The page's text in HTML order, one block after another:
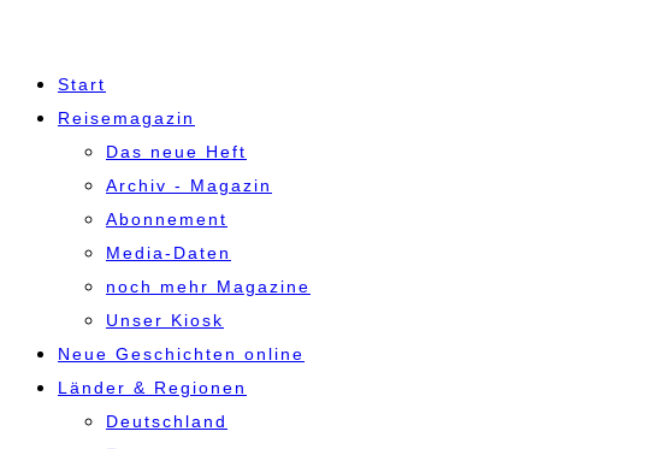
Start
Reisemagazin
Das neue Heft
Archiv - Magazin
Abonnement
Media-Daten
noch mehr Magazine
Unser Kiosk
Neue Geschichten online
Länder & Regionen
Deutschland